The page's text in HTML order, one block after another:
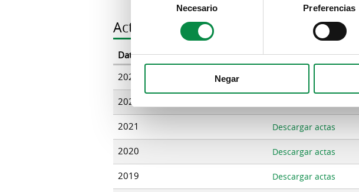
Necesario Preferencias
Negar
Actas comisiones informativas
Datos Documento adjunto
2023
2022
2021 Descargar actas
2020 Descargar actas
2019 Descargar actas